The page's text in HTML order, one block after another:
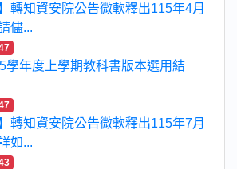
轉知資安院公告微軟釋出115年4月
儘...
學年度上學期教科書版本選用結
轉知資安院公告微軟釋出115年7月
如...